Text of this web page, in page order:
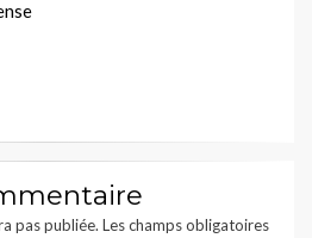
pas publiée. Les champs obligatoires